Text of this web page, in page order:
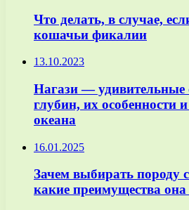
Что делать, в случае,
кошачьи фикалии
13.10.2023
Нагази — удивительные
глубин, их особенности
океана
16.01.2025
Зачем выбирать породу
какие преимущества она